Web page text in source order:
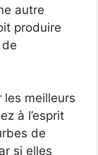
autre
produire
les meilleurs
à l’esprit
de
si elles